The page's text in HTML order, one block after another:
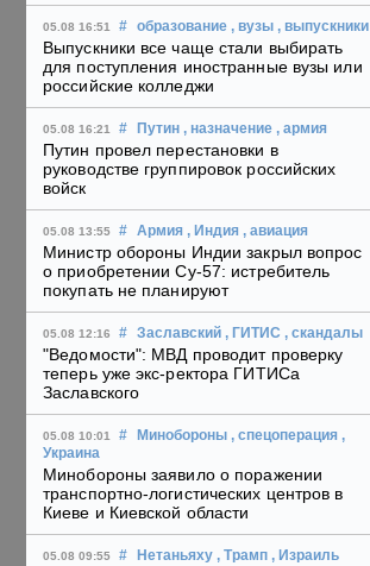
05.08 16:51 # образование , вузы , выпускники
Выпускники все чаще стали выбирать
для поступления иностранные вузы или
российские колледжи
05.08 16:21 # Путин , назначение , армия
Путин провел перестановки в
руководстве группировок российских
войск
05.08 13:55 # Армия , Индия , авиация
Министр обороны Индии закрыл вопрос
о приобретении Су-57: истребитель
покупать не планируют
05.08 12:16 # Заславский , ГИТИС , скандалы
"Ведомости": МВД проводит проверку
теперь уже экс-ректора ГИТИСа
Заславского
05.08 10:01 # Минобороны , спецоперация ,
Украина
Минобороны заявило о поражении
транспортно-логистических центров в
Киеве и Киевской области
05.08 09:55 # Нетаньяху , Трамп , Израиль